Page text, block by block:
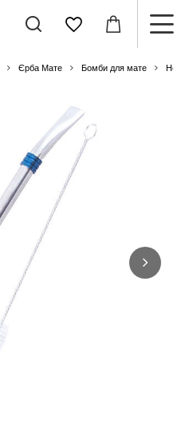
Єрба Мате Бомби для мате